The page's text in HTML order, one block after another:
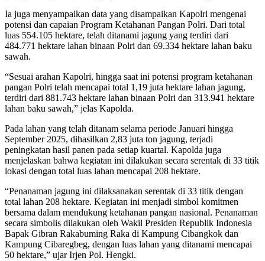
Ia juga menyampaikan data yang disampaikan Kapolri mengenai
potensi dan capaian Program Ketahanan Pangan Polri. Dari total
luas 554.105 hektare, telah ditanami jagung yang terdiri dari
484.771 hektare lahan binaan Polri dan 69.334 hektare lahan baku
sawah.
“Sesuai arahan Kapolri, hingga saat ini potensi program ketahanan
pangan Polri telah mencapai total 1,19 juta hektare lahan jagung,
terdiri dari 881.743 hektare lahan binaan Polri dan 313.941 hektare
lahan baku sawah,” jelas Kapolda.
Pada lahan yang telah ditanam selama periode Januari hingga
September 2025, dihasilkan 2,83 juta ton jagung, terjadi
peningkatan hasil panen pada setiap kuartal. Kapolda juga
menjelaskan bahwa kegiatan ini dilakukan secara serentak di 33 titik
lokasi dengan total luas lahan mencapai 208 hektare.
“Penanaman jagung ini dilaksanakan serentak di 33 titik dengan
total lahan 208 hektare. Kegiatan ini menjadi simbol komitmen
bersama dalam mendukung ketahanan pangan nasional. Penanaman
secara simbolis dilakukan oleh Wakil Presiden Republik Indonesia
Bapak Gibran Rakabuming Raka di Kampung Cibangkok dan
Kampung Cibaregbeg, dengan luas lahan yang ditanami mencapai
50 hektare,” ujar Irjen Pol. Hengki.